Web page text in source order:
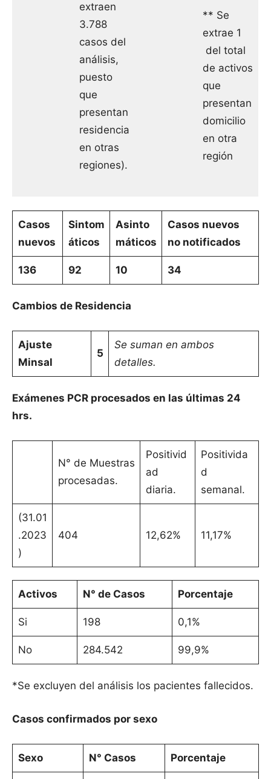
extraen
3.788
casos del
análisis,
puesto
que
presentan
residencia
en otras
regiones).
** Se
extrae 1
del total
de activos
que
presentan
domicilio
en otra
región
Casos
nuevos
Sintom
áticos
Asinto
máticos
Casos nuevos
no notificados
136 92 10 34
Cambios de Residencia
Ajuste
Minsal
5
Se suman en ambos
detalles.
Exámenes PCR procesados en las últimas 24
hrs.
N° de Muestras
procesadas.
Positivid
ad
diaria.
Positivida
d
semanal.
(31.01
.2023
)
404 12,62% 11,17%
Activos N° de Casos Porcentaje
Si 198 0,1%
No 284.542 99,9%
*Se excluyen del análisis los pacientes fallecidos.
Casos confirmados por sexo
Sexo N° Casos Porcentaje